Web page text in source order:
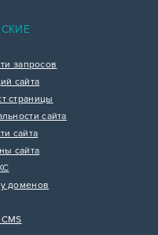
запросов
сайта
страницы
сайта
сайта
сайта
доменов